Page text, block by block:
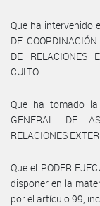
Que ha intervenido
DE
DE RELACIONES
CULTO.
Que ha tomado la
GENERAL DE
RELACIONES
Que el PODER
disponer en la
por el artículo 99,